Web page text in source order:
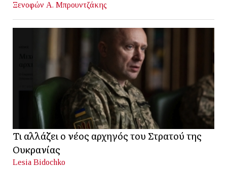
Ξενοφών Α. Μπρουντζάκης
Τι αλλάζει ο νέος αρχηγός του Στρατού της
Ουκρανίας
Lesia Bidochko